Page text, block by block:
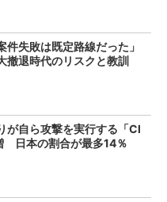
件失敗は既定路線だった」
退時代のリスクと教訓
が自ら攻撃を実行する「Cl
日本の割合が最多14％